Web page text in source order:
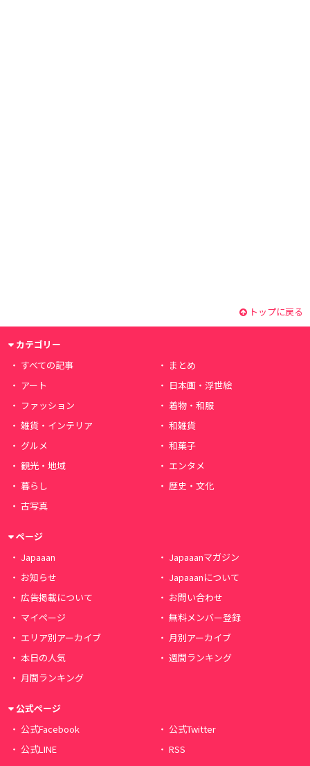
トップに戻る
カテゴリー
すべての記事
まとめ
アート
日本画・浮世絵
ファッション
着物・和服
雑貨・インテリア
和雑貨
グルメ
和菓子
観光・地域
エンタメ
暮らし
歴史・文化
古写真
ページ
Japaaan
Japaaanマガジン
お知らせ
Japaaanについて
広告掲載について
お問い合わせ
マイページ
無料メンバー登録
エリア別アーカイブ
月別アーカイブ
本日の人気
週間ランキング
月間ランキング
公式ページ
公式Facebook
公式Twitter
公式LINE
RSS